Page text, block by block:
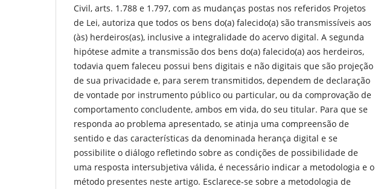
Civil, arts. 1.788 e 1.797, com as mudanças postas nos referidos Projetos
de Lei, autoriza que todos os bens do(a) falecido(a) são transmissíveis aos
(às) herdeiros(as), inclusive a integralidade do acervo digital. A segunda
hipótese admite a transmissão dos bens do(a) falecido(a) aos herdeiros,
todavia quem faleceu possui bens digitais e não digitais que são projeção
de sua privacidade e, para serem transmitidos, dependem de declaração
de vontade por instrumento público ou particular, ou da comprovação de
comportamento concludente, ambos em vida, do seu titular. Para que se
responda ao problema apresentado, se atinja uma compreensão de
sentido e das características da denominada herança digital e se
possibilite o diálogo refletindo sobre as condições de possibilidade de
uma resposta intersubjetiva válida, é necessário indicar a metodologia e o
método presentes neste artigo. Esclarece-se sobre a metodologia de